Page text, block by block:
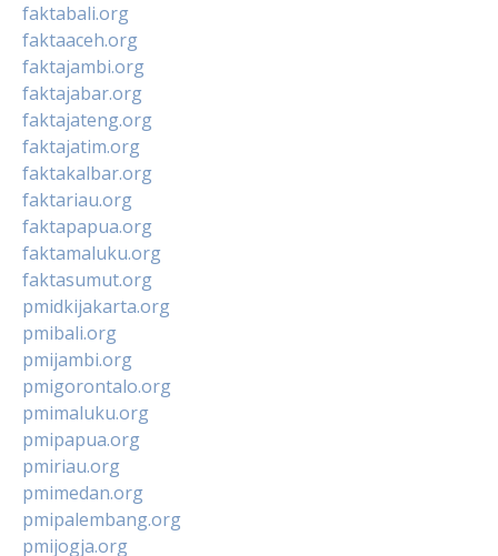
faktabali.org
faktaaceh.org
faktajambi.org
faktajabar.org
faktajateng.org
faktajatim.org
faktakalbar.org
faktariau.org
faktapapua.org
faktamaluku.org
faktasumut.org
pmidkijakarta.org
pmibali.org
pmijambi.org
pmigorontalo.org
pmimaluku.org
pmipapua.org
pmiriau.org
pmimedan.org
pmipalembang.org
pmijogja.org